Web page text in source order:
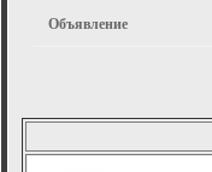
Объявление